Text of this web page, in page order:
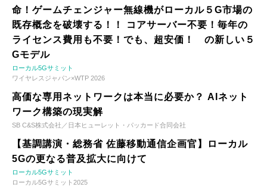
命！ゲームチェンジャー無線機がローカル５G市場の
既存概念を破壊する！！ コアサーバー不要！毎年の
ライセンス費用も不要！でも、超安価！ の新しい５
Gモデル
ローカル5Gサミット
ワイヤレスジャパン×WTP 2026
高価な専用ネットワークは本当に必要か？ AIネット
ワーク構築の現実解
SB C&S株式会社／日本ヒューレット・パッカード合同会社
【基調講演・総務省 佐藤移動通信企画官】ローカル
5Gの更なる普及拡大に向けて
ローカル5Gサミット
ローカル5Gサミット2025